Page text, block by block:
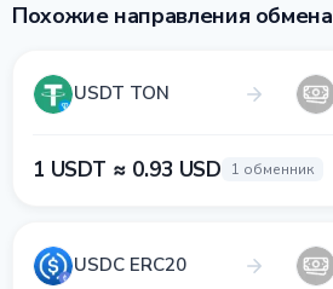
Похожие направления обмена
USDT TON
1 USDT ≈ 0.93 USD 1 обменник
USDC ERC20